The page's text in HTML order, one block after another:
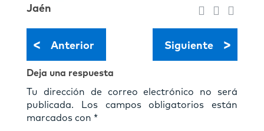
Jaén
< Anterior Siguiente >
Deja una respuesta
Tu dirección de correo electrónico no será
publicada.
Los campos obligatorios están
marcados con *